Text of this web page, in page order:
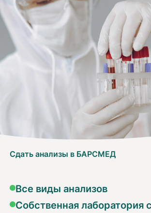
Сдать анализы в БАРСМЕД
Все виды анализов
Собственная лаборатория